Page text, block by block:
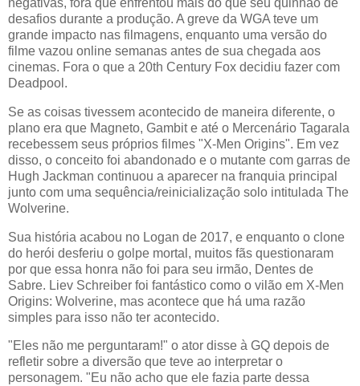
desafios durante a produção. A greve da WGA teve um
grande impacto nas filmagens, enquanto uma versão do
filme vazou online semanas antes de sua chegada aos
cinemas. Fora o que a 20th Century Fox decidiu fazer com
Deadpool.
Se as coisas tivessem acontecido de maneira diferente, o
plano era que Magneto, Gambit e até o Mercenário Tagarala
recebessem seus próprios filmes "X-Men Origins". Em vez
disso, o conceito foi abandonado e o mutante com garras de
Hugh Jackman continuou a aparecer na franquia principal
junto com uma sequência/reinicialização solo intitulada The
Wolverine.
Sua história acabou no Logan de 2017, e enquanto o clone
do herói desferiu o golpe mortal, muitos fãs questionaram
por que essa honra não foi para seu irmão, Dentes de
Sabre. Liev Schreiber foi fantástico como o vilão em X-Men
Origins: Wolverine, mas acontece que há uma razão
simples para isso não ter acontecido.
"Eles não me perguntaram!" o ator disse à GQ depois de
refletir sobre a diversão que teve ao interpretar o
personagem. "Eu não acho que ele fazia parte dessa